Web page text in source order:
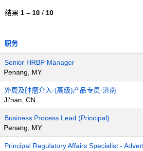
结果 1 – 10 / 10
职务
Senior HRBP Manager
Penang, MY
外周及肿瘤介入-(高级)产品专员-济南
Ji'nan, CN
Business Process Lead (Principal)
Penang, MY
Principal Regulatory Affairs Specialist -